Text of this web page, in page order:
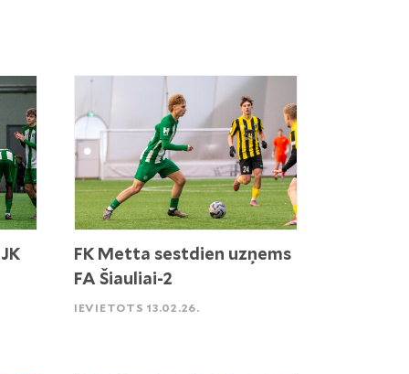
FK Metta sestdien uzņems
FA Šiauliai-2
IEVIETOTS 13.02.26.